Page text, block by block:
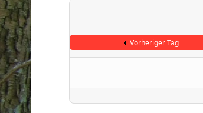
Vorheriger Tag